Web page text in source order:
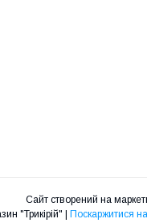
Сайт створений на
Поскаржитися